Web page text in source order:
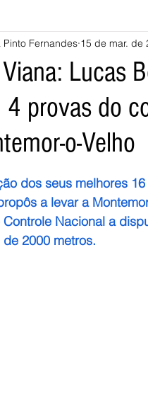
Monção
de Lanhoso Vieira do Minho
Lucas
provas do
o-Velho
Pinto Fernandes 15 de mar. de
NaN de 5 estrelas.
dos seus melhores
a levar a
Controle Nacional a
2000 metros.